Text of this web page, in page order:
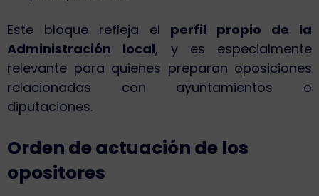
Este bloque refleja el perfil propio de la
Administración local, y es especialmente
relevante para quienes preparan oposiciones
relacionadas con ayuntamientos o
diputaciones.
Orden de actuación de los
opositores